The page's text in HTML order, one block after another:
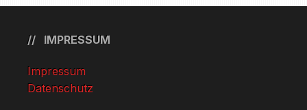
IMPRESSUM
Impressum
Datenschutz